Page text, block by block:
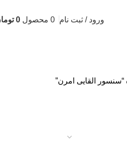
ورود / ثبت نام 0 محصول 0
القایی امرن”